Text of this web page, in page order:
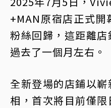
+MAN原宿店正式
粉絲回歸，這距離
過去了一個月左右。
全新登場的店鋪以
相，首次將目前僅